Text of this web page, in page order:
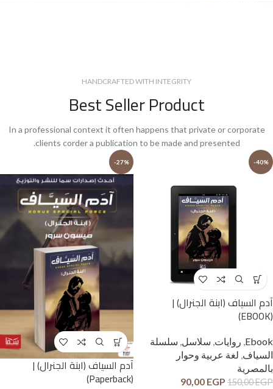
HANDCRAFTED WITH INTEGRITY
Best Seller Product
In a professional context it often happens that private or corporate
clients corder a publication to be made and presented.
-40%
آدم السياف (ابنة الجنرال) |
(EBOOK)
Ebook
, روايات, سلاسل, سلسلة
السياف, لغة عربية وحوار
بالمصرية
150,00EGP
90,00 EGP
-27%
آدم السياف (ابنة الجنرال) |
(Paperback)